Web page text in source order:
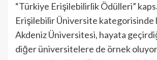
“Türkiye Erişilebilirlik Ödülleri”
Erişilebilir Üniversite kategorisinde
Akdeniz Üniversitesi, hayata
diğer üniversitelere de örnek